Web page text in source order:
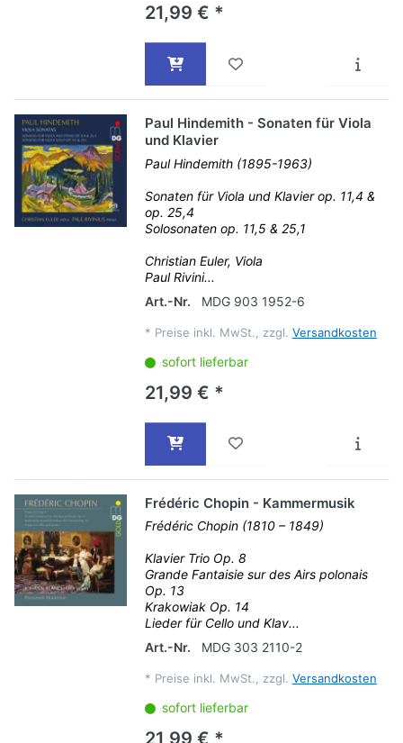
21,99 € *
Paul Hindemith - Sonaten für Viola
und Klavier
Paul Hindemith (1895-1963)
Sonaten für Viola und Klavier op. 11,4 &
op. 25,4
Solosonaten op. 11,5 & 25,1
Christian Euler, Viola
Paul Rivini...
Art.-Nr.
MDG 903 1952-6
* Preise inkl. MwSt., zzgl. Versandkosten
sofort lieferbar
21,99 € *
Frédéric Chopin - Kammermusik
Frédéric Chopin (1810 – 1849)
Klavier Trio Op. 8
Grande Fantaisie sur des Airs polonais
Op. 13
Krakowiak Op. 14
Lieder für Cello und Klav...
Art.-Nr.
MDG 303 2110-2
* Preise inkl. MwSt., zzgl. Versandkosten
sofort lieferbar
21,99 € *